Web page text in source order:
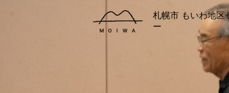
札幌市 もいわ地区
ー